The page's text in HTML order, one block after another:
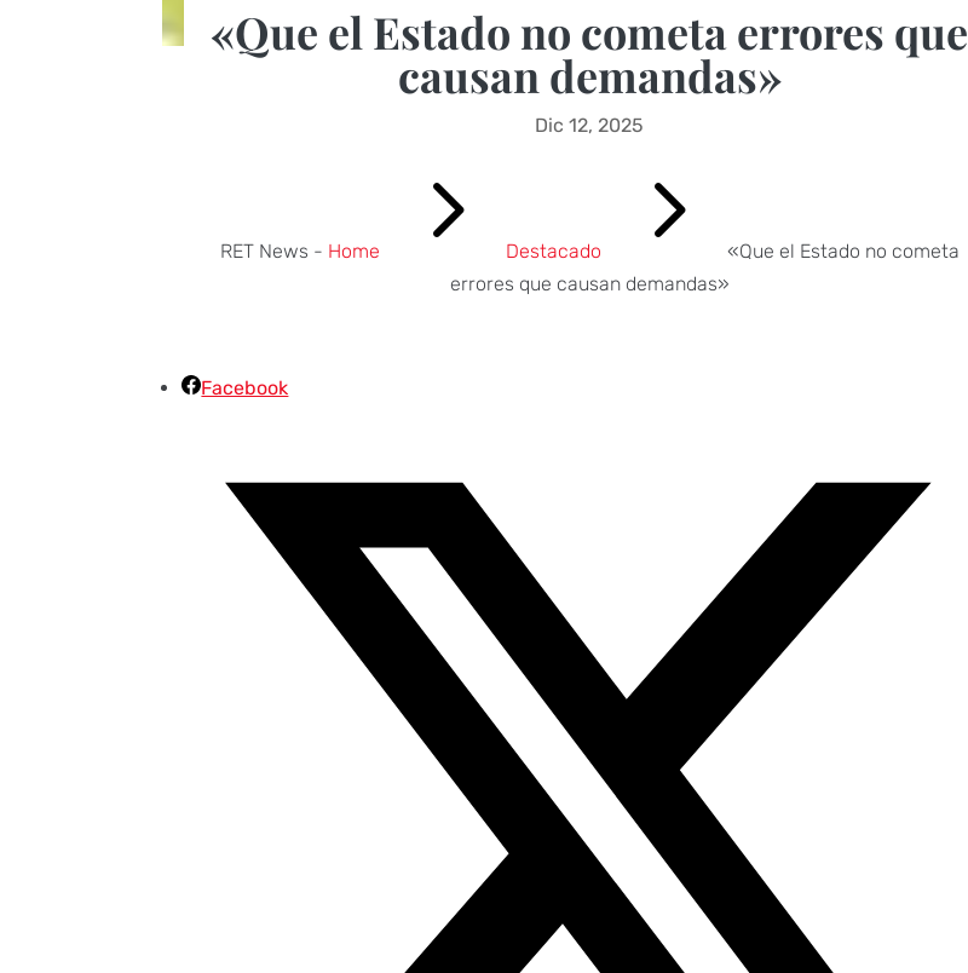
«Que el Estado no cometa errores que
causan demandas»
Dic 12, 2025
RET News - Home 5 Destacado 5
«Que el Estado no cometa
errores que causan demandas»
Facebook